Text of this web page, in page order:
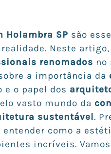
Holambra SP são
Neste
renomados no
a importância da
e o papel dos
vasto mundo da
sustentável.
entender como a
incríveis.